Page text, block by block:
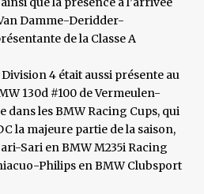
Damme-Deridder-
de la Classe A
4 était aussi présente au
130d #100 de Vermeulen-
dans les BMW Racing Cups, qui
la majeure partie de la saison,
Sari en BMW M235i Racing
Philips en BMW Clubsport